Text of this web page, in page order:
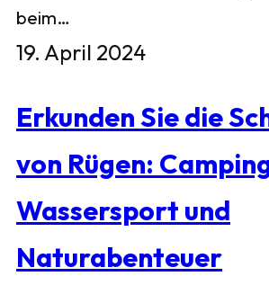
beim…
19. April 2024
Erkunden Sie die
von Rügen:
Wassersport und
Naturabenteuer